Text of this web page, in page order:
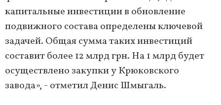
капитальные инвестиции в обновление
подвижного состава определены ключевой
задачей. Общая сумма таких инвестиций
составит более 12 млрд грн. На 1 млрд будет
осуществлено закупки у Крюковского
завода», - отметил Денис Шмыгаль.